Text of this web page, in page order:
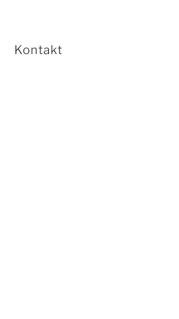
Kontakt